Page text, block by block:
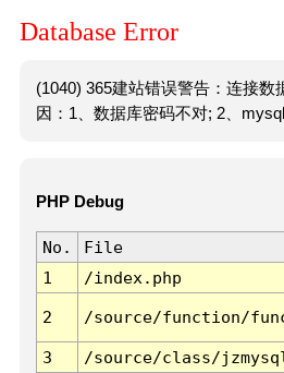
Database Error
(1040) 365建站错误警告：连接数
因：1、数据库密码不对; 2、mysql
PHP Debug
No. File
1
/index.php
2 /source/function/
3 /source/class/